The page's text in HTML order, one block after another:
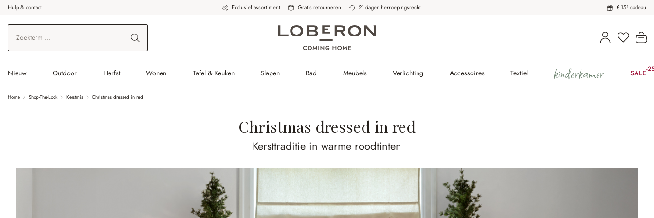
de hoofdinhoud
Ga naar zoeken
Ga naar de hoofdnavigatie
Hulp & contact Exclusief assortiment Gratis retourneren 21 dagen herroepingsrecht € 15¹ cadeau
U heeft
Nieuw Outdoor Herfst Wonen Tafel & Keuken Slapen Bad Meubels Verlichting Accessoires Textiel kinderkamer SALE-
Home Shop-The-Look Kerstmis Christmas dressed in red
Christmas dressed in red
Kersttraditie in warme roodtinten